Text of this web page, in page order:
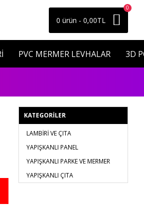
0 ürün - 0,00TL
0
PVC MERMER LEVHALAR 3D
KATEGORILER
LAMBİRİ VE ÇITA
YAPIŞKANLI PANEL
YAPIŞKANLI PARKE VE MERMER
YAPIŞKANLI ÇITA